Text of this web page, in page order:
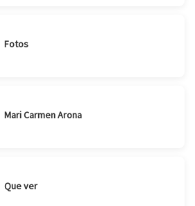
Fotos
Mari Carmen Arona
Que ver